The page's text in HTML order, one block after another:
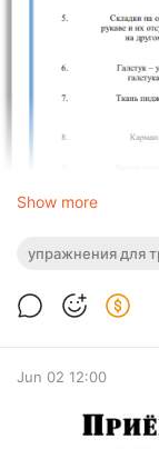
327.95 Kb
Show more
упражнения для
Jun 02 12:00